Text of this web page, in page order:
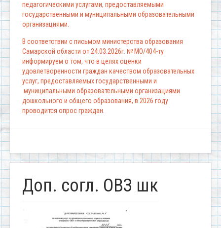
педагогическими услугами, предоставляемыми
государственными и муниципальными образовательными
организациями.
В соответствии с письмом министерства образования
Самарской области от 24.03.2026г. № МО/404-ту
информируем о том, что в целях оценки
удовлетворенности граждан качеством образовательных
услуг, предоставляемых государственными и
муниципальными образовательными организациями
дошкольного и общего образования, в 2026 году
проводится опрос граждан.
Доп. согл. ОВЗ шк